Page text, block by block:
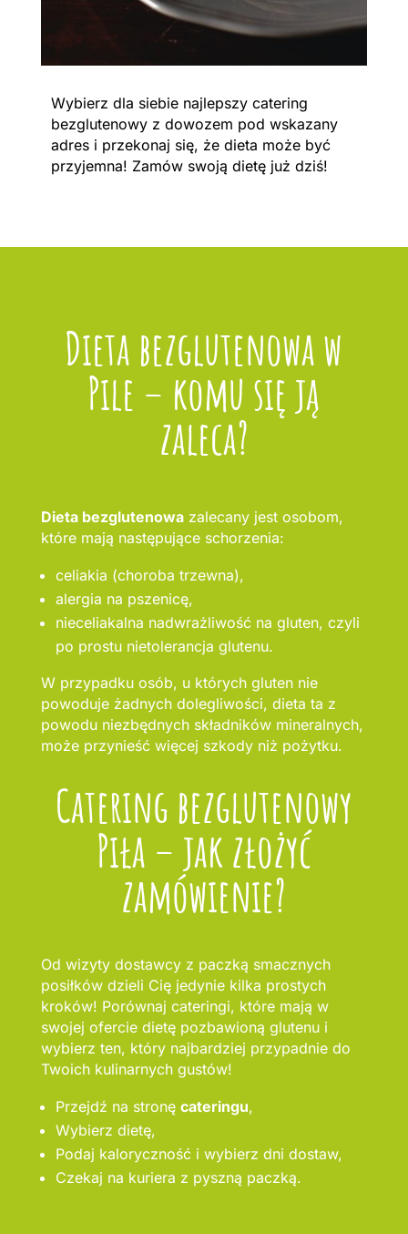
Wybierz dla siebie najlepszy catering
bezglutenowy z dowozem pod wskazany
adres i przekonaj się, że dieta może być
przyjemna! Zamów swoją dietę już dziś!
Dieta bezglutenowa w
Pile – komu się ją
zaleca?
Dieta bezglutenowazalecany jest osobom,
które mają następujące schorzenia:
celiakia (choroba trzewna),
alergia na pszenicę,
nieceliakalna nadwrażliwość na gluten, czyli
po prostu nietolerancja glutenu.
W przypadku osób, u których gluten nie
powoduje żadnych dolegliwości, dieta ta z
powodu niezbędnych składników mineralnych,
może przynieść więcej szkody niż pożytku.
Catering bezglutenowy
Piła – jak złożyć
zamówienie?
Od wizyty dostawcy z paczką smacznych
posiłków dzieli Cię jedynie kilka prostych
kroków! Porównaj cateringi, które mają w
swojej ofercie dietę pozbawioną glutenu i
wybierz ten, który najbardziej przypadnie do
Twoich kulinarnych gustów!
Przejdź na stronę cateringu,
Wybierz dietę,
Podaj kaloryczność i wybierz dni dostaw,
Czekaj na kuriera z pyszną paczką.